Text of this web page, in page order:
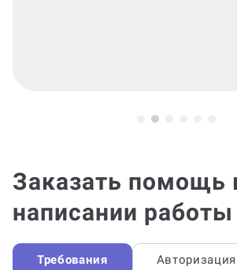
Заказать помощь в
написании работы